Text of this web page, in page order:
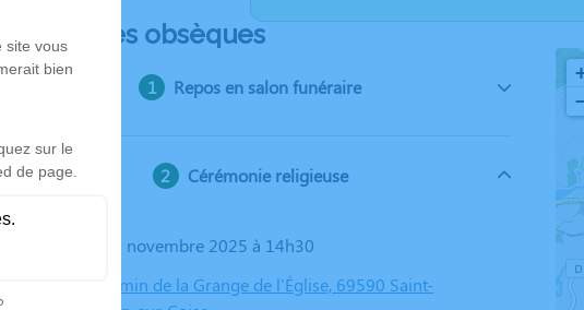
Déroulé des obsèques
Repos en salon funéraire
Cérémonie religieuse
Le lundi 03 novembre 2025 à 14h30
Église, Chemin de la Grange de l'Église, 69590 Saint-